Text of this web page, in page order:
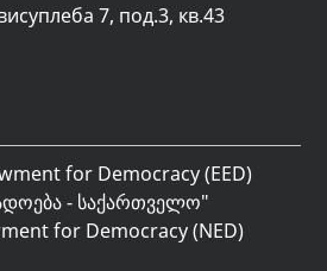
7, под.3, кв.43
for Democracy (EED)
- საქართველო"
for Democracy (NED)